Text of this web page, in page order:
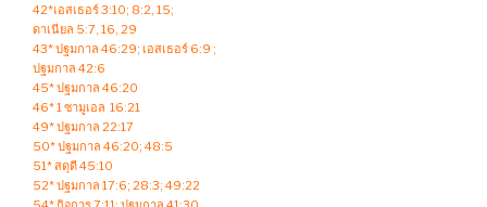
42*เอสเธอร์ 3:10; 8:2, 15;
ดาเนียล 5:7, 16, 29
43* ปฐมกาล 46:29; เอสเธอร์ 6:9 ;
ปฐมกาล 42:6
45* ปฐมกาล 46:20
46* 1 ซามูเอล 16:21
49* ปฐมกาล 22:17
50* ปฐมกาล 46:20; 48:5
51* สดุดี 45:10
52* ปฐมกาล 17:6; 28:3; 49:22